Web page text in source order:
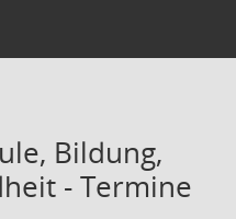
Bildung,
- Termine